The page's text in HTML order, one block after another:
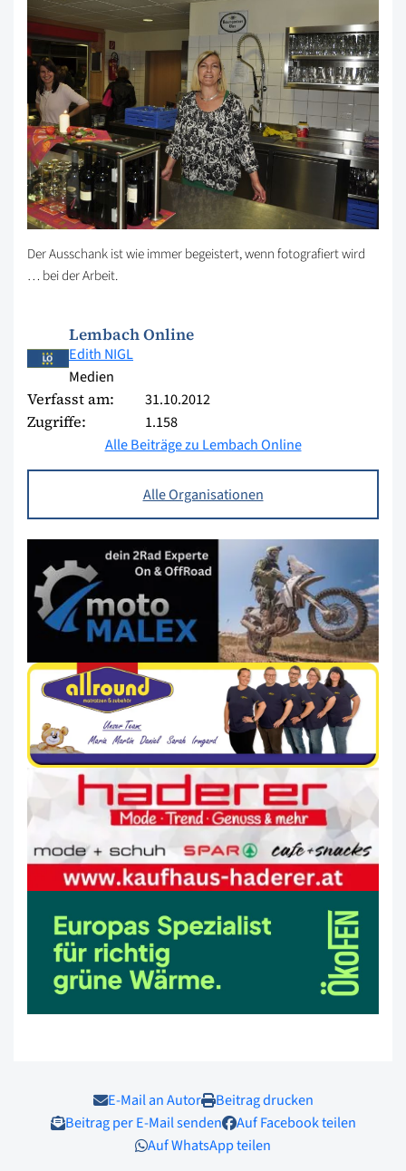
Der Ausschank ist wie immer begeistert, wenn fotografiert wird
… bei der Arbeit.
Lembach Online
Edith NIGL
Medien
Verfasst am: 31.10.2012
Zugriffe:
1.158
Alle Beiträge zu Lembach Online
Alle Organisationen
E-Mail an Autor
Beitrag drucken
Beitrag per E-Mail senden
Auf Facebook teilen
Auf WhatsApp teilen